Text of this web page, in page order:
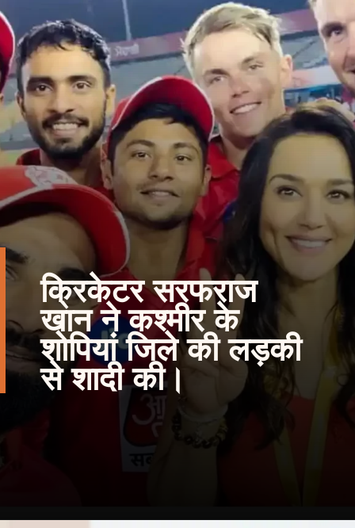
क्रिकेटर सरफराज
खान ने कश्मीर के
शोपियां जिले की लड़की
से शादी की।